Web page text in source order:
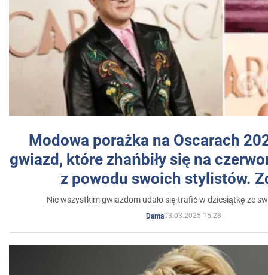
Modowa porażka na Oscarach
gwiazd, które zhańbiły się na
z powodu swoich stylistów.
Nie wszystkim gwiazdom udało się trafić w dziesiątkę ze
Dama03.03.2025 15:28